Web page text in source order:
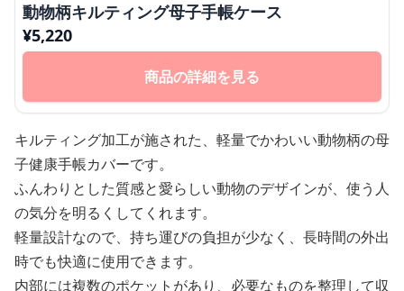
動物柄キルティング母子手帳ケース
¥5,220
商品の詳細を見る
キルティング加工が施された、軽量でかわいい動物柄の母
子健康手帳カバーです。
ふんわりとした質感と愛らしい動物のデザインが、使う人
の気分を明るくしてくれます。
軽量設計なので、持ち運びの負担が少なく、長時間の外出
時でも快適に使用できます。
内部には複数のポケットがあり、必要なものを整理して収